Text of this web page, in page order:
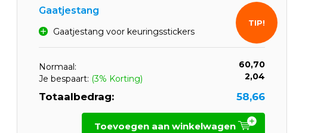
Gaatjestang
Gaatjestang voor keuringsstickers
Normaal:
60,70
Je bespaart: (3% Korting) 2,04
Totaalbedrag: 58,66
TIP!
Toevoegen aan winkelwagen